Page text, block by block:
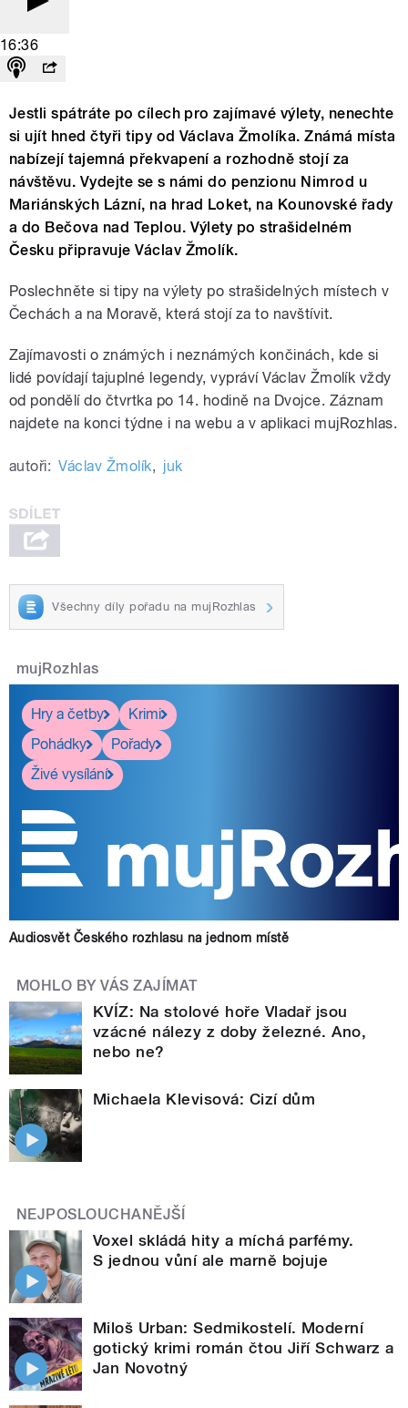
16:36
Jestli spátráte po cílech pro zajímavé výlety, nenechte
si ujít hned čtyři tipy od Václava Žmolíka. Známá místa
nabízejí tajemná překvapení a rozhodně stojí za
návštěvu. Vydejte se s námi do penzionu Nimrod u
Mariánských Lázní, na hrad Loket, na Kounovské řady
a do Bečova nad Teplou. Výlety po strašidelném
Česku připravuje Václav Žmolík.
Poslechněte si tipy na výlety po strašidelných místech v
Čechách a na Moravě, která stojí za to navštívit.
Zajímavosti o známých i neznámých končinách, kde si
lidé povídají tajuplné legendy, vypráví Václav Žmolík vždy
od pondělí do čtvrtka po 14. hodině na Dvojce. Záznam
najdete na konci týdne i na webu a v aplikaci mujRozhlas.
autoři: Václav Žmolík, juk
Všechny díly pořadu na mujRozhlas
mujRozhlas
Hry a četby
Krimi
Pohádky
Pořady
Živé vysílání
Audiosvět Českého rozhlasu na jednom místě
MOHLO BY VÁS ZAJÍMAT
KVÍZ: Na stolové hoře Vladař jsou
vzácné nálezy z doby železné. Ano,
nebo ne?
Michaela Klevisová: Cizí dům
NEJPOSLOUCHANĚJŠÍ
Voxel skládá hity a míchá parfémy.
S jednou vůní ale marně bojuje
Miloš Urban: Sedmikostelí. Moderní
gotický krimi román čtou Jiří Schwarz a
Jan Novotný